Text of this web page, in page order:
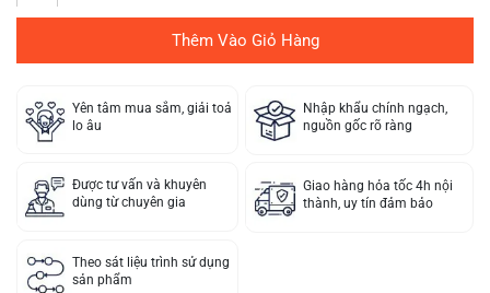
Thêm Vào Giỏ Hàng
Yên tâm mua sắm, giải toả
lo âu
Nhập khẩu chính ngạch,
nguồn gốc rõ ràng
Được tư vấn và khuyên
dùng từ chuyên gia
Giao hàng hỏa tốc 4h nội
thành, uy tín đảm bảo
Theo sát liệu trình sử dụng
sản phẩm